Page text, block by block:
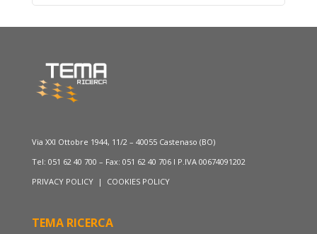
Via XXI Ottobre 1944, 11/2 – 40055 Castenaso (BO)
Tel: 051 62 40 700 – Fax: 051 62 40 706 I P.IVA 00674091202
PRIVACY POLICY | COOKIES POLICY
TEMA RICERCA